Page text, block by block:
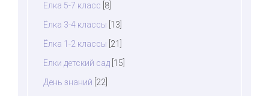
Елка 5-7 класс [8]
Ёлка 3-4 классы [13]
Ёлка 1-2 классы [21]
Елки детский сад [15]
День знаний [22]